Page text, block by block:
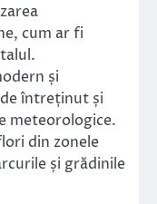
cum ar fi
și
întreținut și
meteorologice.
din zonele
și grădinile